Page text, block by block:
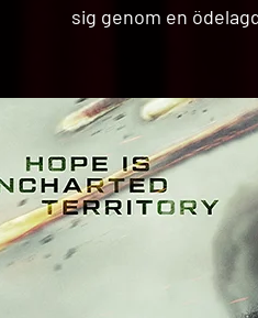
sig genom en